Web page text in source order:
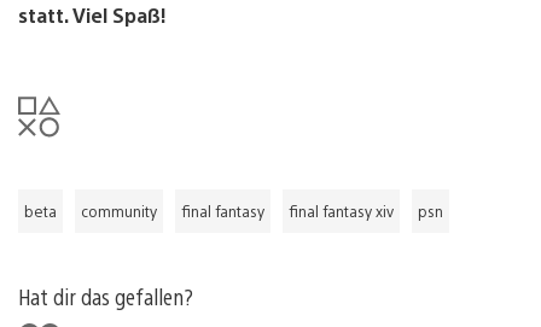
statt. Viel Spaß!
beta community final fantasy final fantasy xiv psn
Hat dir das gefallen?